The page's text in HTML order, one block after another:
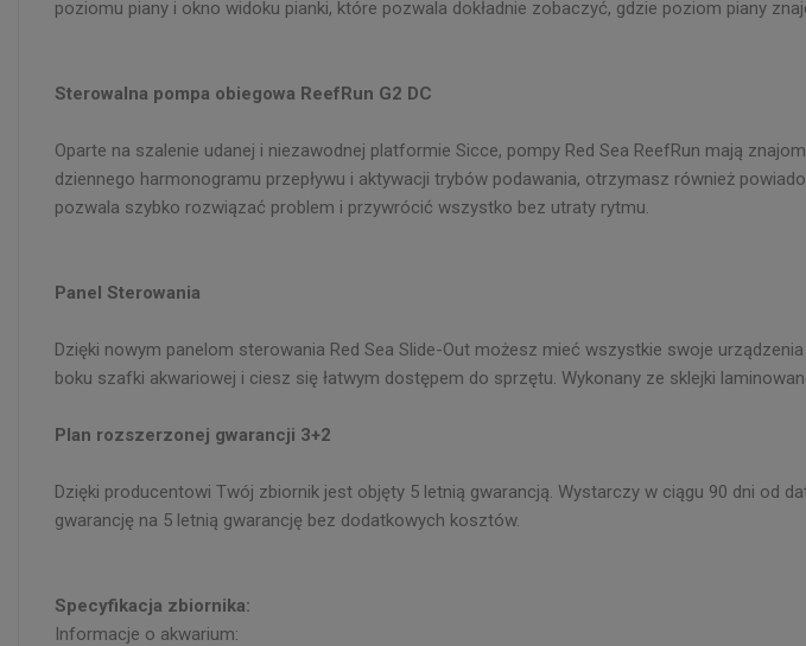
poziomu piany i okno widoku pianki, które pozwala dokładnie zobaczyć, gdzie poziom piany
Sterowalna pompa obiegowa ReefRun G2 DC
Oparte na szalenie udanej i niezawodnej platformie Sicce, pompy Red Sea ReefRun mają
dziennego harmonogramu przepływu i aktywacji trybów podawania, otrzymasz również
pozwala szybko rozwiązać problem i przywrócić wszystko bez utraty rytmu.
Panel Sterowania
Dzięki nowym panelom sterowania Red Sea Slide-Out możesz mieć wszystkie swoje
boku szafki akwariowej i ciesz się łatwym dostępem do sprzętu. Wykonany ze sklejki
Plan rozszerzonej gwarancji 3+2
Dzięki producentowi Twój zbiornik jest objęty 5 letnią gwarancją. Wystarczy w ciągu 90 dni od
gwarancję na 5 letnią gwarancję bez dodatkowych kosztów.
Specyfikacja zbiornika:
Informacje o akwarium: